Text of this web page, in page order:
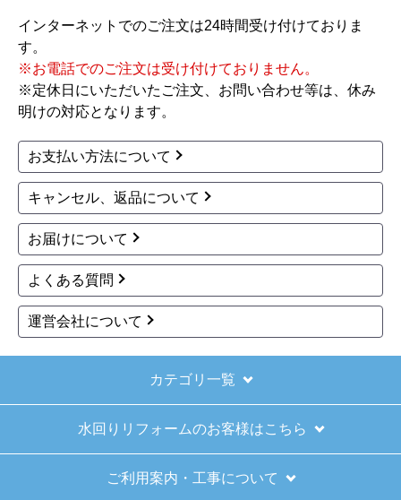
インターネットでのご注文は24時間受け付けておりま
す。
※お電話でのご注文は受け付けておりません。
※定休日にいただいたご注文、お問い合わせ等は、休み
明けの対応となります。
お支払い方法について
キャンセル、返品について
お届けについて
よくある質問
運営会社について
カテゴリ一覧
水回りリフォームのお客様はこちら
ご利用案内・工事について